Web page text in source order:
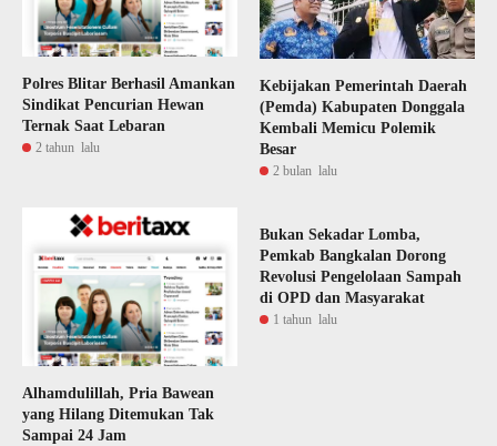
Polres Blitar Berhasil Amankan
Sindikat Pencurian Hewan
Ternak Saat Lebaran
2 tahun lalu
Kebijakan Pemerintah Daerah
(Pemda) Kabupaten Donggala
Kembali Memicu Polemik
Besar
2 bulan lalu
Alhamdulillah, Pria Bawean
yang Hilang Ditemukan Tak
Sampai 24 Jam
Bukan Sekadar Lomba,
Pemkab Bangkalan Dorong
Revolusi Pengelolaan Sampah
di OPD dan Masyarakat
1 tahun lalu